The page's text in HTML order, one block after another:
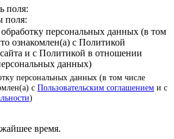
поля:
поля:
персональных данных (в том
ознакомлен(а) с Политикой
и с Политикой в отношении
данных)
персональных данных (в том числе
с Пользовательским соглашением и с
)
время.